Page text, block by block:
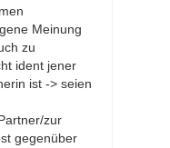
Meinung
zu
ident jener
ist -> seien
zur
gegenüber